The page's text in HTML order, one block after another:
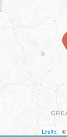
Leaflet| ©